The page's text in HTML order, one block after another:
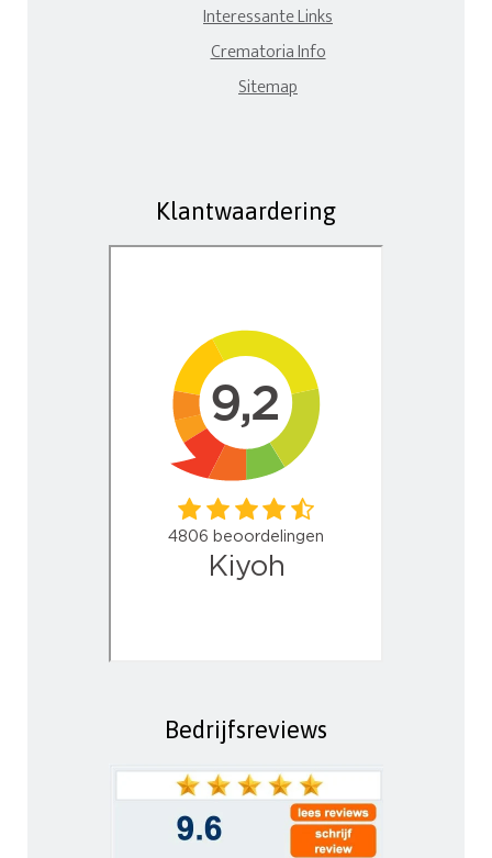
Interessante Links
Crematoria Info
Sitemap
Klantwaardering
Bedrijfsreviews